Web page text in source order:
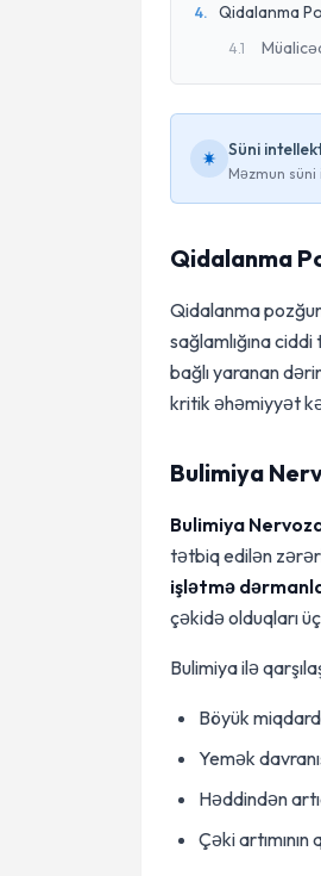
4. Qidalanma
4.1
Süni
Məzmun süni
Qidalanma
Qidalanma
sağlamlığına
bağlı yaranan
kritik əhəmiyyət
Bulimiya
Bulimiya
tətbiq edilən
işlətmə
çəkidə olduqları
Bulimiya ilə
Böyük
Yemək
Həddindən
Çəki